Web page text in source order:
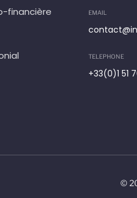
financière
EMAIL
TELEPHONE
+33(0)1 51
©